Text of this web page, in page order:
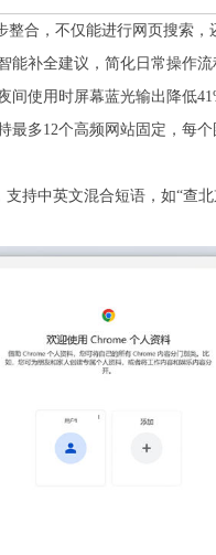
整合，不仅能进行网页搜索
能补全建议，简化日常操作流
间使用时屏幕蓝光输出降低
多12个高频网站固定，每
持中英文混合短语，如“查